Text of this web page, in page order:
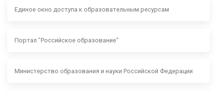
Единое окно доступа к образовательным ресурсам
Портал "Российское образование"
Министерство образования и науки Российской Федерации